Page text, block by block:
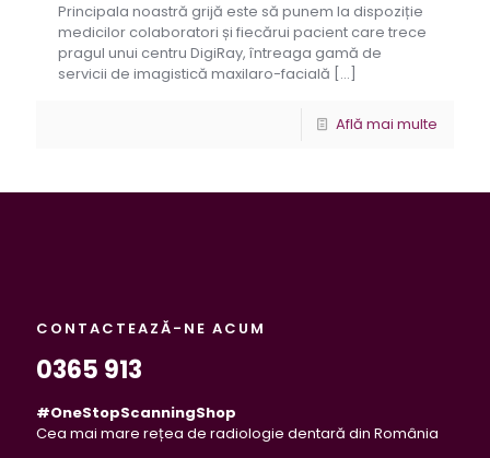
Principala noastră grijă este să punem la dispoziție
medicilor colaboratori și fiecărui pacient care trece
pragul unui centru DigiRay, întreaga gamă de
servicii de imagistică maxilaro-facială […]
Află mai multe
CONTACTEAZĂ-NE ACUM
0365 913
#OneStopScanningShop
Cea mai mare rețea de radiologie dentară din România